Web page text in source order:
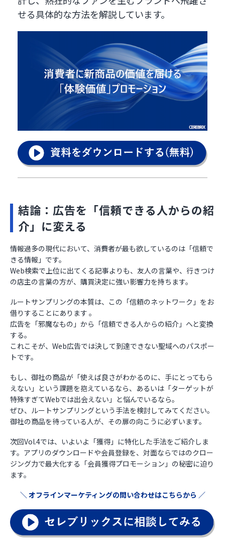
せる具体的な方法を解説しています。
結論：広告を「信頼できる人からの紹
介」に変える
情報過多の現代において、消費者が最も欲しているのは「信頼で
きる情報」です。
Web検索で上位に出てくる記事よりも、友人の言葉や、行きつけ
の店主の言葉の方が、購買決定に強い影響力を持ちます。
ルートサンプリングの本質は、この「信頼のネットワーク」をお
借りすることにあります 。
広告を「邪魔なもの」から「信頼できる人からの紹介」へと変換
する。
これこそが、Web広告では決して到達できない聖域へのパスポー
トです。
もし、御社の商品が「使えば良さがわかるのに、手にとってもら
えない」という課題を抱えているなら、あるいは「ターゲットが
特殊すぎてWebでは出会えない」と悩んでいるなら。
ぜひ、ルートサンプリングという手法を検討してみてください。
御社の商品を待っている人が、その扉の向こうに必ずいます。
次回Vol.4では、いよいよ「獲得」に特化した手法をご紹介しま
す。アプリのダウンロードや会員登録を、対面ならではのクロー
ジング力で最大化する「会員獲得プロモーション」の秘密に迫り
ます。
＼ オフラインマーケティングの問い合わせはこちらから ／